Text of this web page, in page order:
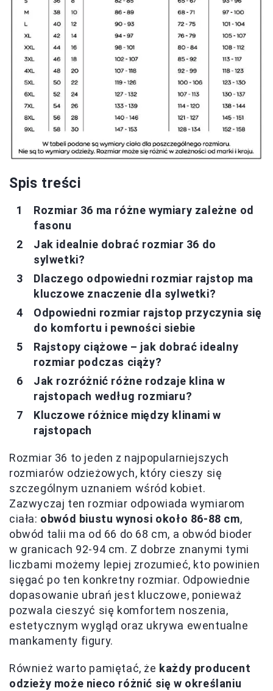
Spis treści
Rozmiar 36 ma różne wymiary zależne od
fasonu
Jak idealnie dobrać rozmiar 36 do
sylwetki?
Dlaczego odpowiedni rozmiar rajstop ma
kluczowe znaczenie dla sylwetki?
Odpowiedni rozmiar rajstop przyczynia się
do komfortu i pewności siebie
Rajstopy ciążowe – jak dobrać idealny
rozmiar podczas ciąży?
Jak rozróżnić różne rodzaje klina w
rajstopach według rozmiaru?
Kluczowe różnice między klinami w
rajstopach
Rozmiar 36 to jeden z najpopularniejszych
rozmiarów odzieżowych, który cieszy się
szczególnym uznaniem wśród kobiet.
Zazwyczaj ten rozmiar odpowiada wymiarom
ciała: obwód biustu wynosi około 86-88 cm,
obwód talii ma od 66 do 68 cm, a obwód bioder
w granicach 92-94 cm. Z dobrze znanymi tymi
liczbami możemy lepiej zrozumieć, kto powinien
sięgać po ten konkretny rozmiar. Odpowiednie
dopasowanie ubrań jest kluczowe, ponieważ
pozwala cieszyć się komfortem noszenia,
estetycznym wygląd oraz ukrywa ewentualne
mankamenty figury.
Również warto pamiętać, że każdy producent
odzieży może nieco różnić się w określaniu